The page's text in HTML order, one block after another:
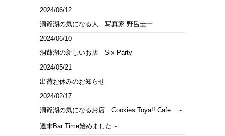
2024/06/12
洞爺湖の気になる人 写真家 野呂圭一
2024/06/10
洞爺湖の新しいお店 Six Party
2024/05/21
出荷お休みのお知らせ
2024/02/17
洞爺湖の気になるお店 Cookies Toya!! Cafe ～
週末Bar Time始めました～